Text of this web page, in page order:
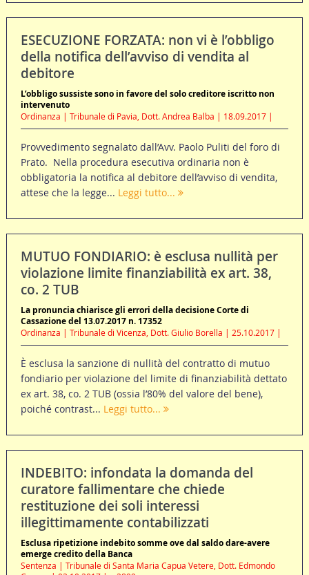
ESECUZIONE FORZATA: non vi è l’obbligo
della notifica dell’avviso di vendita al
debitore
L’obbligo sussiste sono in favore del solo creditore iscritto non
intervenuto
Ordinanza | Tribunale di Pavia, Dott. Andrea Balba | 18.09.2017 |
Provvedimento segnalato dall’Avv. Paolo Puliti del foro di
Prato. Nella procedura esecutiva ordinaria non è
obbligatoria la notifica al debitore dell’avviso di vendita,
attese che la legge... Leggi tutto...
MUTUO FONDIARIO: è esclusa nullità per
violazione limite finanziabilità ex art. 38,
co. 2 TUB
La pronuncia chiarisce gli errori della decisione Corte di
Cassazione del 13.07.2017 n. 17352
Ordinanza | Tribunale di Vicenza, Dott. Giulio Borella | 25.10.2017 |
È esclusa la sanzione di nullità del contratto di mutuo
fondiario per violazione del limite di finanziabilità dettato
ex art. 38, co. 2 TUB (ossia l’80% del valore del bene),
poiché contrast... Leggi tutto...
INDEBITO: infondata la domanda del
curatore fallimentare che chiede
restituzione dei soli interessi
illegittimamente contabilizzati
Esclusa ripetizione indebito somme ove dal saldo dare-avere
emerge credito della Banca
Sentenza | Tribunale di Santa Maria Capua Vetere, Dott. Edmondo